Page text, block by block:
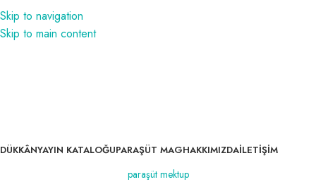
Skip to navigation
Skip to main content
1350₺ ve üzeri siparişlerinizde kargo bedava!
DÜKKÂNYAYIN KATALOĞUPARAŞÜT MAGHAKKIMIZDAİLETIŞIM
paraşüt mektup